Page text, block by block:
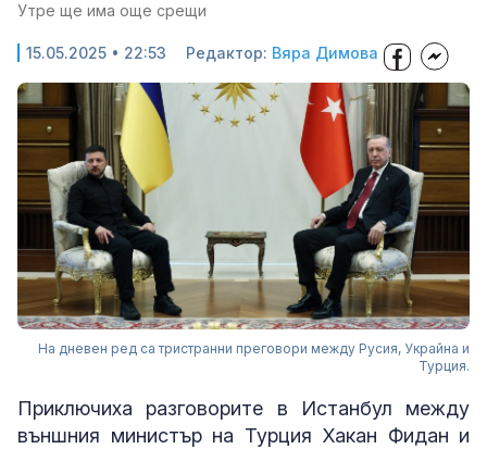
Утре ще има още срещи
15.05.2025 • 22:53 Редактор: Вяра Димова
На дневен ред са тристранни преговори между Русия, Украйна и
Турция.
Приключиха разговорите в Истанбул между
външния министър на Турция Хакан Фидан и